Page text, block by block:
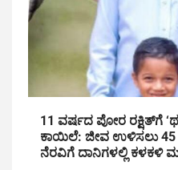
11 ವರ್ಷದ ಪೋರ ರಕ್ಷಿತ್‌ಗೆ
ಕಾಯಿಲೆ: ಜೀವ ಉಳಿಸಲು 45
ನೆರವಿಗೆ ದಾನಿಗಳಲ್ಲಿ ಕಳಕಳಿ